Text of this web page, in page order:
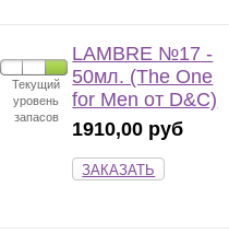
Текущий
уровень
запасов
LAMBRE №17 -
50мл. (The One
for Men от D&C)
1910,00 руб
ЗАКАЗАТЬ